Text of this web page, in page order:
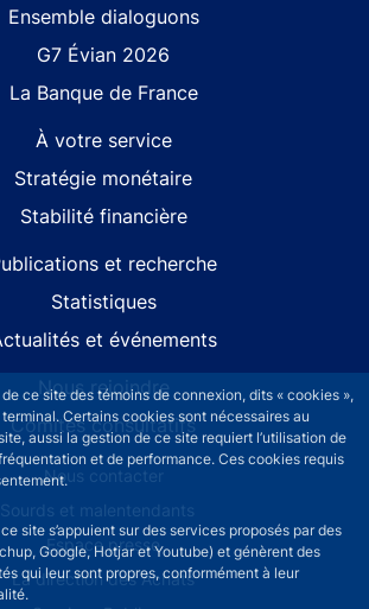
ce site des témoins de connexion, dits « cookies »,
Certains cookies sont nécessaires au
aussi la gestion de ce site requiert l’utilisation de
et de performance. Ces cookies requis
site s’appuient sur des services proposés par des
Google, Hotjar et Youtube) et génèrent des
qui leur sont propres, conformément à leur
Ensemble dialoguons
G7 Évian 2026
La Banque de France
À votre service
Stratégie monétaire
Stabilité financière
et recherche
Statistiques
et événements
Nous rejoindre
Comités consultatifs
menu
Nous contacter
Sourds et malentendants
Espace presse
La direction des Achats